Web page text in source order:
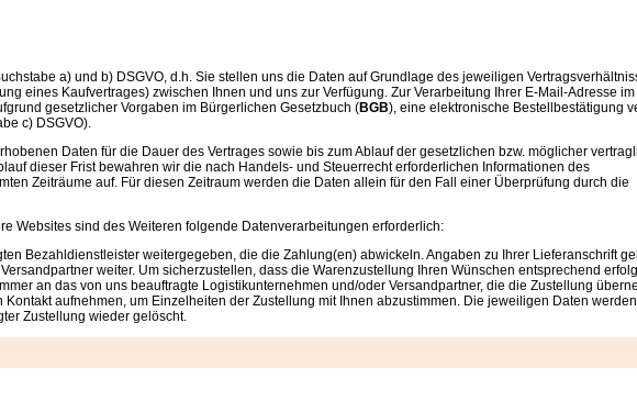
a) und b) DSGVO, d.h. Sie stellen uns die Daten auf Grundlage des jeweiligen
eines Kaufvertrages) zwischen Ihnen und uns zur Verfügung. Zur Verarbeitung Ihrer E-Mail-Adresse
gesetzlicher Vorgaben im Bürgerlichen Gesetzbuch (BGB), eine elektronische Bestellbestätigung
c) DSGVO).
Daten für die Dauer des Vertrages sowie bis zum Ablauf der gesetzlichen bzw. möglicher
dieser Frist bewahren wir die nach Handels- und Steuerrecht erforderlichen Informationen des
Zeiträume auf. Für diesen Zeitraum werden die Daten allein für den Fall einer Überprüfung durch die
Websites sind des Weiteren folgende Datenverarbeitungen erforderlich:
Bezahldienstleister weitergegeben, die die Zahlung(en) abwickeln. Angaben zu Ihrer Lieferanschrift
weiter. Um sicherzustellen, dass die Warenzustellung Ihren Wünschen entsprechend
an das von uns beauftragte Logistikunternehmen und/oder Versandpartner, die die Zustellung
aufnehmen, um Einzelheiten der Zustellung mit Ihnen abzustimmen. Die jeweiligen Daten
Zustellung wieder gelöscht.